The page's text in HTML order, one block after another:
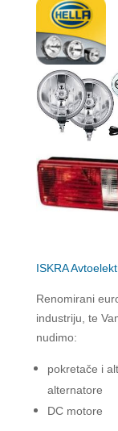
ISKRA
Renomirani
industriju, te
nudimo:
pokretače i
alternatore
DC motore